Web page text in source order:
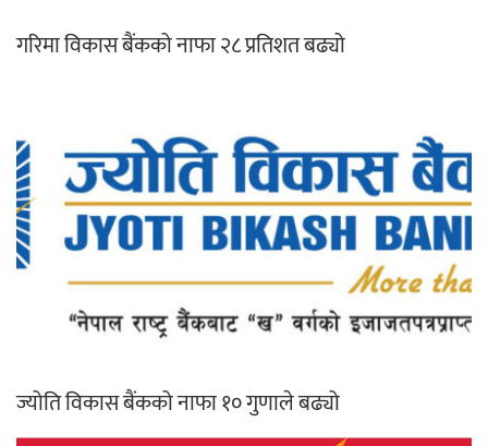
गरिमा विकास बैंकको नाफा २८ प्रतिशत बढ्यो
ज्योति विकास बैंकको नाफा १० गुणाले बढ्यो